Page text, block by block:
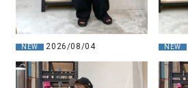
NEW 2026/08/04 NEW